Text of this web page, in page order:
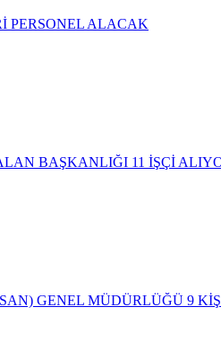
PERSONEL ALACAK
BAŞKANLIĞI 11 İŞÇİ
GENEL MÜDÜRLÜĞÜ 9